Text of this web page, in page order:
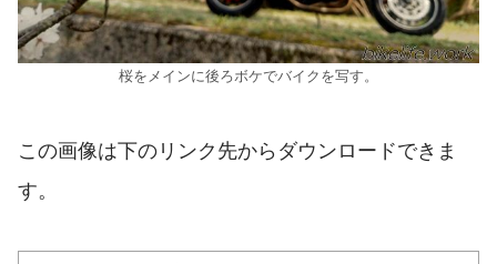
桜をメインに後ろボケでバイクを写す。
この画像は下のリンク先からダウンロードできま
す。